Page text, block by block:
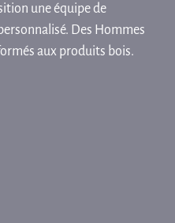
une équipe de
Des Hommes
aux produits bois.